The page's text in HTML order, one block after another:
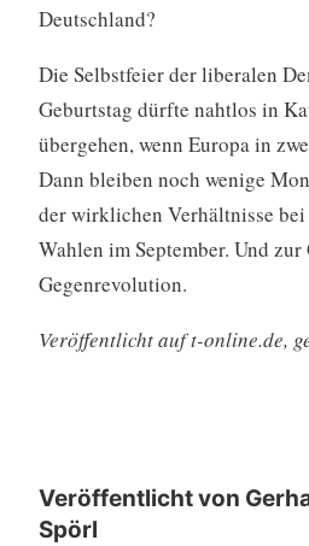
Deutschland?
Die Selbstfeier der liberalen
Geburtstag dürfte nahtlos in
übergehen, wenn Europa in
Dann bleiben noch wenige
der wirklichen Verhältnisse
Wahlen im September. Und zur
Gegenrevolution.
Veröffentlicht auf t-online.de,
Veröffentlicht von
Spörl